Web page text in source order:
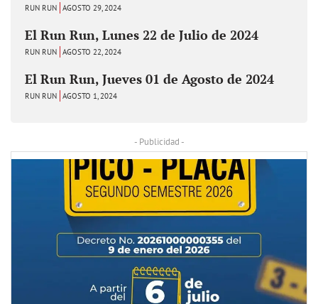
RUN RUN AGOSTO 29, 2024
El Run Run, Lunes 22 de Julio de 2024
RUN RUN AGOSTO 22, 2024
El Run Run, Jueves 01 de Agosto de 2024
RUN RUN AGOSTO 1, 2024
- Publicidad -